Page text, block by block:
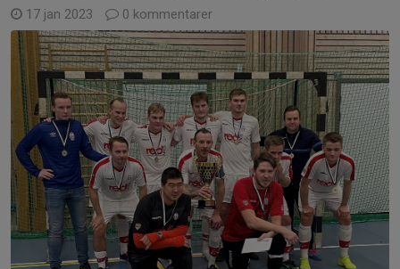
17 jan 2023 0 kommentarer